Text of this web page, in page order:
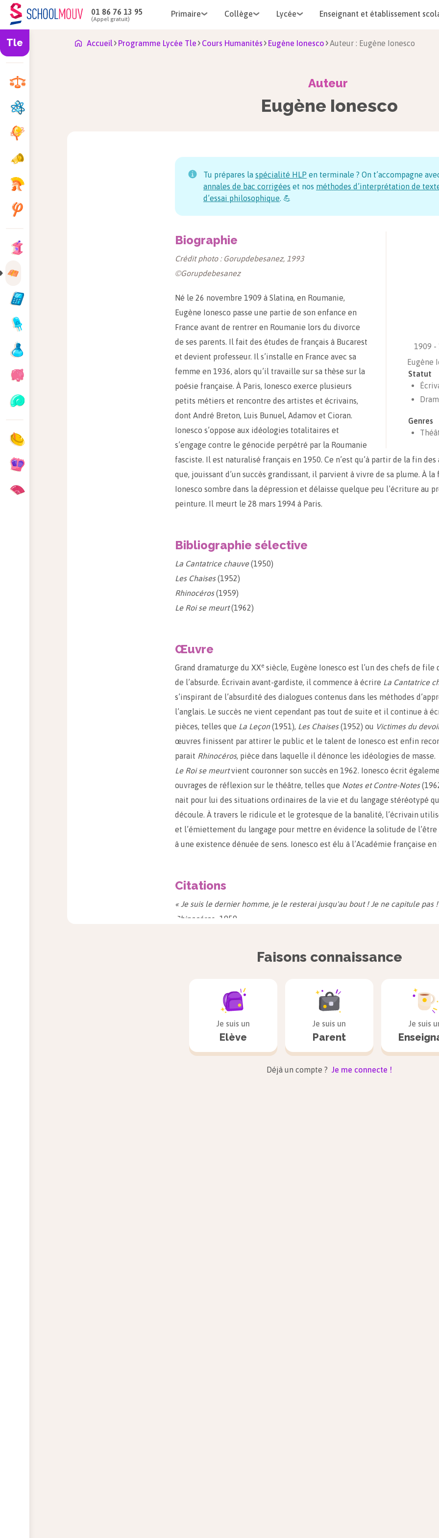
01 86 76 13 95
(Appel gratuit)
Primaire Collège Lycée Enseignant et établissement
Tle Accueil Programme Lycée Tle Cours Humanités Eugène Ionesco Auteur : Eugène Ionesco
Auteur
Eugène Ionesco
Tu prépares la spécialité HLP en terminale ? On t’accompagne
annales de bac corrigées et nos méthodes d’interprétation de
d’essai philosophique. 💪
1909 -
Eugène
Statut
Genres
Biographie
Crédit photo : Gorupdebesanez, 1993
©Gorupdebesanez
Né le 26 novembre 1909 à Slatina, en Roumanie,
Eugène Ionesco passe une partie de son enfance en
France avant de rentrer en Roumanie lors du divorce
de ses parents. Il fait des études de français à Bucarest
et devient professeur. Il s’installe en France avec sa
femme en 1936, alors qu’il travaille sur sa thèse sur la
poésie française. À Paris, Ionesco exerce plusieurs
petits métiers et rencontre des artistes et écrivains,
dont André Breton, Luis Bunuel, Adamov et Cioran.
Ionesco s’oppose aux idéologies totalitaires et
s’engage contre le génocide perpétré par la Roumanie
fasciste. Il est naturalisé français en 1950. Ce n’est qu’à partir de la fin des
que, jouissant d’un succès grandissant, il parvient à vivre de sa plume. À la
Ionesco sombre dans la dépression et délaisse quelque peu l’écriture au
peinture. Il meurt le 28 mars 1994 à Paris.
Bibliographie sélective
La Cantatrice chauve(1950)
Les Chaises(1952)
Rhinocéros(1959)
Le Roi se meurt(1962)
Œuvre
Grand dramaturge du XXe siècle, Eugène Ionesco est l’un des chefs de file
de l’absurde. Écrivain avant-gardiste, il commence à écrire La Cantatrice
s’inspirant de l’absurdité des dialogues contenus dans les méthodes
l’anglais. Le succès ne vient cependant pas tout de suite et il continue à
pièces, telles que La Leçon(1951), Les Chaises(1952) ou Victimes du
œuvres finissent par attirer le public et le talent de Ionesco est enfin
parait Rhinocéros, pièce dans laquelle il dénonce les idéologies de masse.
Le Roi se meurtvient couronner son succès en 1962. Ionesco écrit
ouvrages de réflexion sur le théâtre, telles que Notes et Contre-Notes
nait pour lui des situations ordinaires de la vie et du langage stéréotypé
découle. À travers le ridicule et le grotesque de la banalité, l’écrivain
et l’émiettement du langage pour mettre en évidence la solitude de l’être
à une existence dénuée de sens. Ionesco est élu à l’Académie française en
Citations
« Je suis le dernier homme, je le resterai jusqu'au bout ! Je ne capitule pas !
Rhinocéros, 1959
Le Roi se meurt, 1962
« Je n'ai jamais compris, pour ma part la différence que l'on fait entre
comique. Le comique étant l'intuition de l'absurde, il me semble plus
tragique. »
, 1962
Faisons connaissance
Je suis un
Elève
Je suis un
Parent
Je suis
Déjà un compte ? Je me connecte !